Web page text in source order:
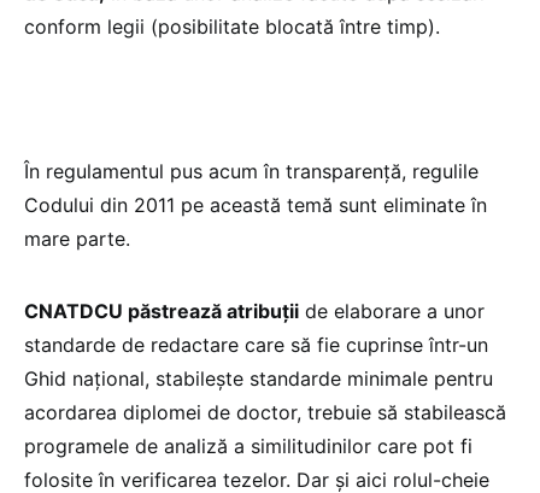
conform legii (posibilitate blocată între timp).
În regulamentul pus acum în transparență, regulile
Codului din 2011 pe această temă sunt eliminate în
mare parte.
CNATDCU păstrează atribuții de elaborare a unor
standarde de redactare care să fie cuprinse într-un
Ghid național, stabilește standarde minimale pentru
acordarea diplomei de doctor, trebuie să stabilească
programele de analiză a similitudinilor care pot fi
folosite în verificarea tezelor. Dar și aici rolul-cheie